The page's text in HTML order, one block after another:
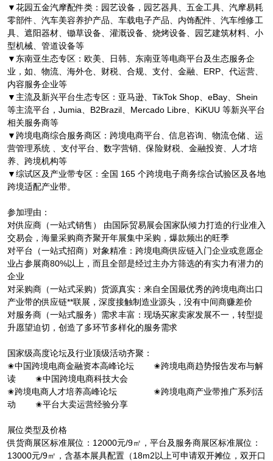
▼花园五金汽摩配件类：园艺设备，园艺器具、五金工具、汽摩易耗
零部件、汽车美容养护产品、车载电子产品、内饰配件、汽车维修工
具、遮阳器材、锄草设备、灌溉设备、烧烤设备、园艺建筑材料、小
型机械、管道设备等
▼东南亚生态专区：欧美、日韩、东南亚等电商平台及生态服务企
业，如、物流、海外仓、财税、合规、支付、金融、ERP、代运营、
内容服务企业等
▼主流及新兴平台生态专区：亚马逊、TikTok Shop、eBay、Shein
等主流平台，Jumia、B2Brazil、Mercado Libre、KiKUU 等新兴平台
相关服务商等
▼跨境电商综合服务商区：跨境电商平台、信息咨询、物流仓储、运
营管理系统 、支付平台、数字营销、保险财税、金融投资、人才培
养、跨境机构等
▼综试区及产业带专区：全国 165 个跨境电子商务综合试验区及各地
跨境适配产业带。
参加理由：
对供应商（一站式销售） 由国际贸易展会国家队倾力打造的行业准入
交易会，海量采购商齐聚开年展集中采购，爆款频出的旺季
对平台（一站式招商）对象精准：跨境电商供应链入门企业或意愿企
业占参展商80%以上，而且全部是经过主办方筛选的有实力有潜力的
企业
对采购商（一站式采购）货源真实：来自全国最优秀的跨境电商出口
产业带的供应链**联展，深度接触制造业源头，没有中间商赚差价
对服务商（一站式服务）需求丰富：现场买家卖家发展不一，转型提
升愿望迫切，创造了多环节多样化的服务需求
国家级高度论坛及行业顶级活动齐聚：
✬中国跨境电商金融资本高峰论坛 ✬跨境电商趋势报告发布与解
读 ✬中国跨境电商科技大会
✬跨境电商人才培养高峰论坛 ✬跨境电商产业带推广系列活
动 ✬平台大卖运营经验分享
展位类型及价格
供货商展区标准展位：12000元/9㎡，平台及服务商展区标准展位：
13000元/9㎡，含基本展具配置（18m2以上可申请双开摊位，双开口